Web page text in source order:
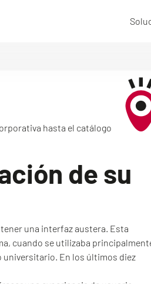
hasta el catálogo
de su
una interfaz austera. Esta
cuando se utilizaba
universitario. En los últimos diez